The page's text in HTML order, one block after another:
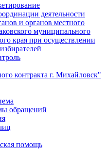
деятельности
и органов местного
муниципального
края при осуществлении
контракта г. Михайловск"
обращений
помощь